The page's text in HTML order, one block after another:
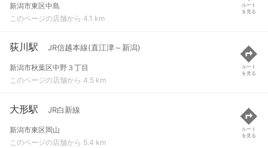
新潟市東区中島
このページの店舗から 4.1 km
ルート
を見る
荻川駅 JR信越本線(直江津～新潟)
新潟市秋葉区中野３丁目
このページの店舗から 4.5 km
ルート
を見る
大形駅 JR白新線
新潟市東区岡山
このページの店舗から 5.4 km
ルート
を見る